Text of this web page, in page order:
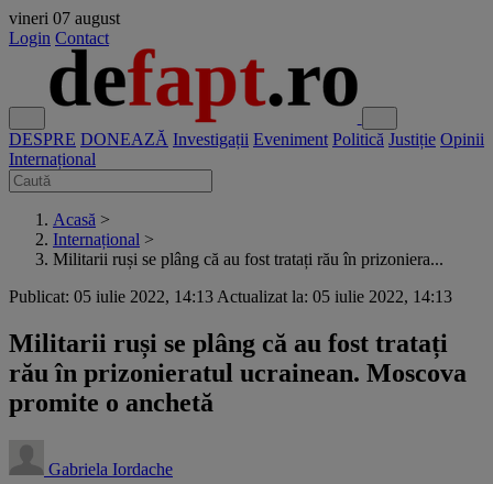
vineri 07 august
Login Contact
DESPRE DONEAZĂ Investigații Eveniment Politică Justiție Opinii
Internațional
Acasă >
Internațional >
Militarii ruși se plâng că au fost tratați rău în prizoniera...
Publicat: 05 iulie 2022, 14:13 Actualizat la: 05 iulie 2022, 14:13
Militarii ruși se plâng că au fost tratați
rău în prizonieratul ucrainean. Moscova
promite o anchetă
Gabriela Iordache